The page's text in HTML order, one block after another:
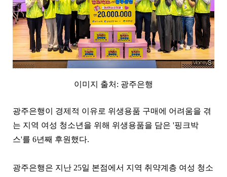
이미지 출처: 광주은행
광주은행이 경제적 이유로 위생용품 구매에 어려움을 겪
는 지역 여성 청소년을 위해 위생용품을 담은 '핑크박
스'를 6년째 후원했다.
광주은행은 지난 25일 본점에서 지역 취약계층 여성 청소